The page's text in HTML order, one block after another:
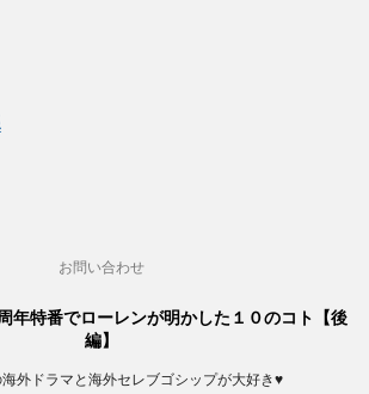
お問い合わせ
年特番でローレンが明かした１０のコト【後
編】
外ドラマと海外セレブゴシップが大好き♥